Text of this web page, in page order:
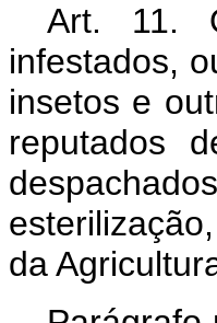
Art. 11.
infestados,
insetos e
reputados
da